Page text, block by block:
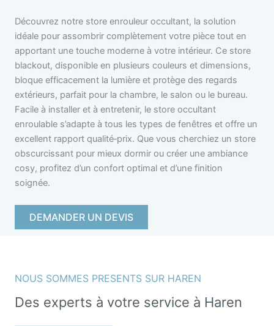
Découvrez notre store enrouleur occultant, la solution
idéale pour assombrir complètement votre pièce tout en
apportant une touche moderne à votre intérieur. Ce store
blackout, disponible en plusieurs couleurs et dimensions,
bloque efficacement la lumière et protège des regards
extérieurs, parfait pour la chambre, le salon ou le bureau.
Facile à installer et à entretenir, le store occultant
enroulable s’adapte à tous les types de fenêtres et offre un
excellent rapport qualité‑prix. Que vous cherchiez un store
obscurcissant pour mieux dormir ou créer une ambiance
cosy, profitez d’un confort optimal et d’une finition
soignée.
DEMANDER UN DEVIS
NOUS SOMMES PRESENTS SUR HAREN
Des experts à votre service à Haren